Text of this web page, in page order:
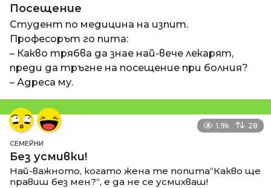
Посещение
Студент по медицина на изпит.
Професорът го пита:
– Какво трябва да знае най-вече лекарят,
преди да тръгне на посещение при болния?
– Адреса му.
1.9k 28
СЕМЕЙНИ
Без усмивки!
Най-важното, когато жена те попита“Какво ще
правиш без мен?“, е да не се усмихваш!